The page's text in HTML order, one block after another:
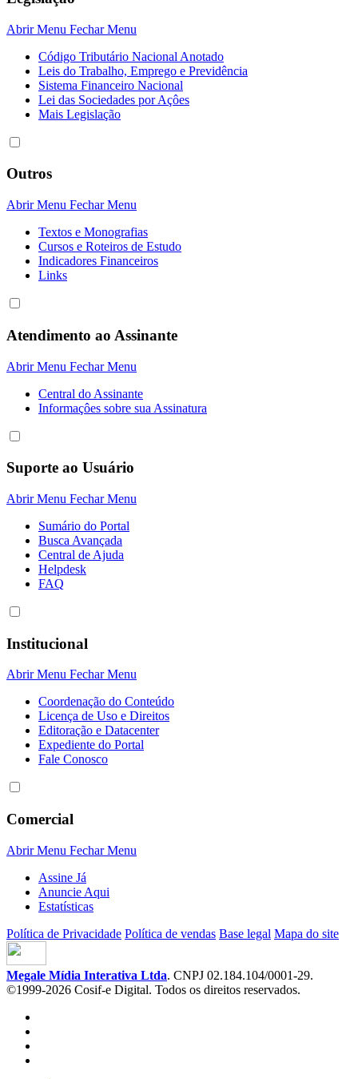
Abrir Menu Fechar Menu
Código Tributário Nacional Anotado
Leis do Trabalho, Emprego e Previdência
Sistema Financeiro Nacional
Lei das Sociedades por Açôes
Mais Legislação
Outros
Abrir Menu Fechar Menu
Textos e Monografias
Cursos e Roteiros de Estudo
Indicadores Financeiros
Links
Atendimento ao Assinante
Abrir Menu Fechar Menu
Central do Assinante
Informaçôes sobre sua Assinatura
Suporte ao Usuário
Abrir Menu Fechar Menu
Sumário do Portal
Busca Avançada
Central de Ajuda
Helpdesk
FAQ
Institucional
Abrir Menu Fechar Menu
Coordenação do Conteúdo
Licença de Uso e Direitos
Editoração e Datacenter
Expediente do Portal
Fale Conosco
Comercial
Abrir Menu Fechar Menu
Assine Já
Anuncie Aqui
Estatísticas
Política de Privacidade Política de vendas Base legal Mapa do site
Megale Mídia Interativa Ltda. CNPJ 02.184.104/0001-29.
©1999-2026 Cosif-e Digital. Todos os direitos reservados.